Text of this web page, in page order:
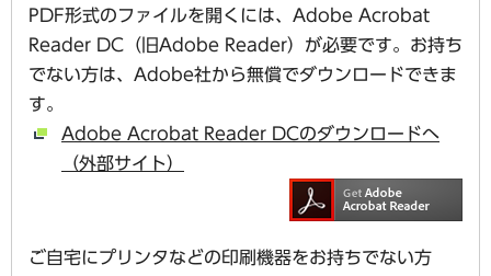
PDF形式のファイルを開くには、Adobe Acrobat
Reader DC（旧Adobe Reader）が必要です。お持ち
でない方は、Adobe社から無償でダウンロードできま
す。
Adobe Acrobat Reader DCのダウンロードへ
（外部サイト）
ご自宅にプリンタなどの印刷機器をお持ちでない方